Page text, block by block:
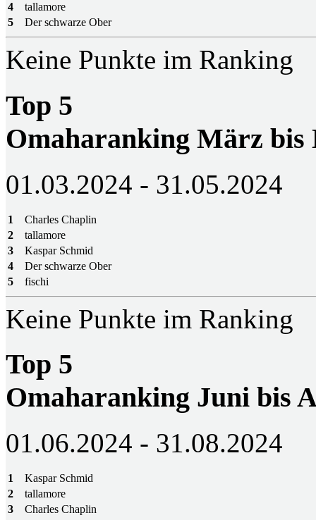
4
tallamore
5
Der schwarze Ober
Keine Punkte im Ranking
Top 5
Omaharanking März bis
01.03.2024 - 31.05.2024
1
Charles Chaplin
2
tallamore
3
Kaspar Schmid
4
Der schwarze Ober
5
fischi
Keine Punkte im Ranking
Top 5
Omaharanking Juni bis
01.06.2024 - 31.08.2024
1
Kaspar Schmid
2
tallamore
3
Charles Chaplin